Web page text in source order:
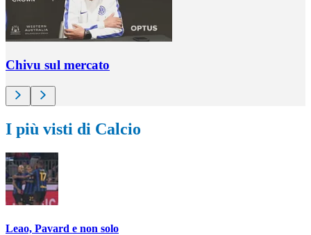
Chivu sul mercato
I più visti di Calcio
Leao, Pavard e non solo